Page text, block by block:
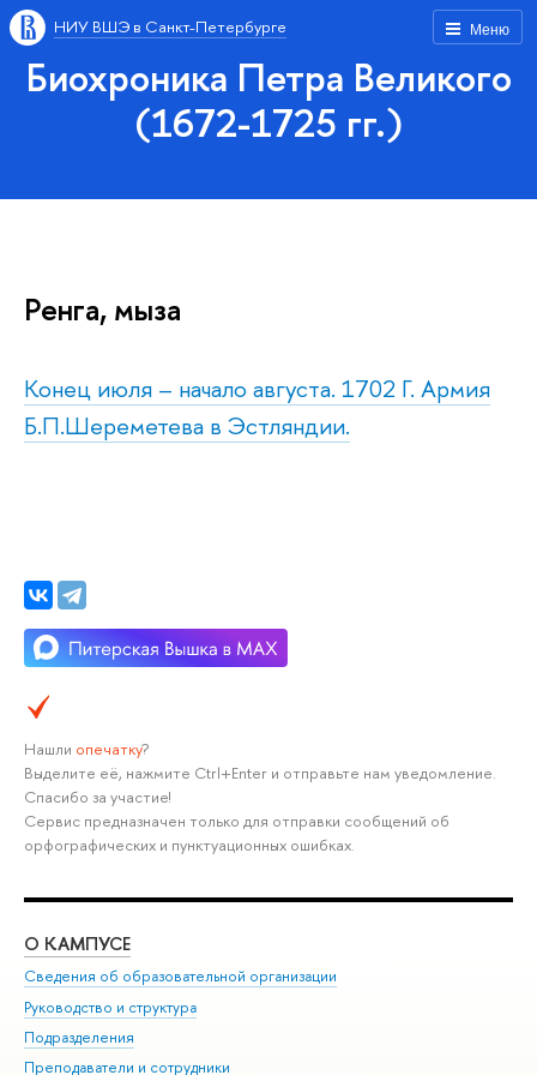
Меню
НИУ ВШЭ в Санкт-Петербурге
Биохроника Петра Великого
(1672-1725 гг.)
Ренга, мыза
Конец июля – начало августа. 1702 Г. Армия
Б.П.Шереметева в Эстляндии.
Нашли опечатку?
Выделите её, нажмите Ctrl+Enter и отправьте нам уведомление.
Спасибо за участие!
Сервис предназначен только для отправки сообщений об
орфографических и пунктуационных ошибках.
О КАМПУСЕ
Сведения об образовательной организации
Руководство и структура
Подразделения
Преподаватели и сотрудники